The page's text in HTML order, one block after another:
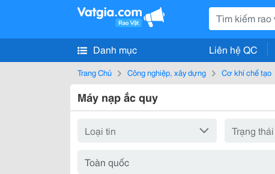
Danh mục Liên hệ QC
Trang Chủ Công nghiệp, xây dựng Cơ khí chế tạo
Máy nạp ắc quy